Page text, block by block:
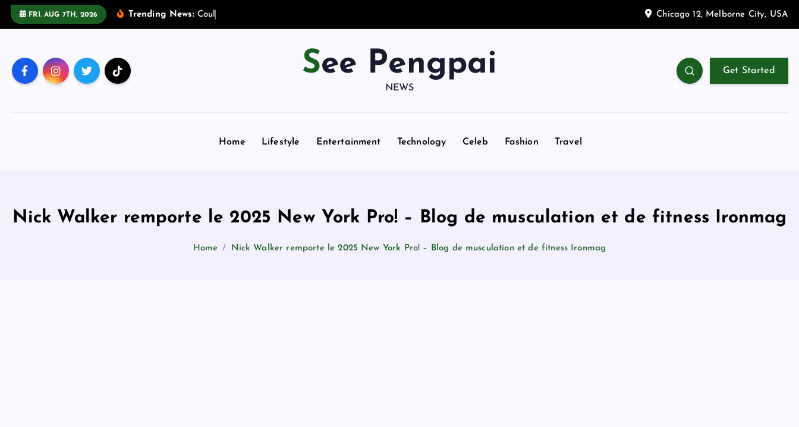
FRI. AUG 7TH, 2026 Trending News: Cou Chicago 12, Melborne City, USA
See Pengpai
NEWS
Get Started
Home Lifestyle Entertainment Technology Celeb Fashion Travel
Nick Walker remporte le 2025 New York Pro! – Blog de musculation et de fitness Ironmag
Home Nick Walker remporte le 2025 New York Pro! – Blog de musculation et de fitness Ironmag